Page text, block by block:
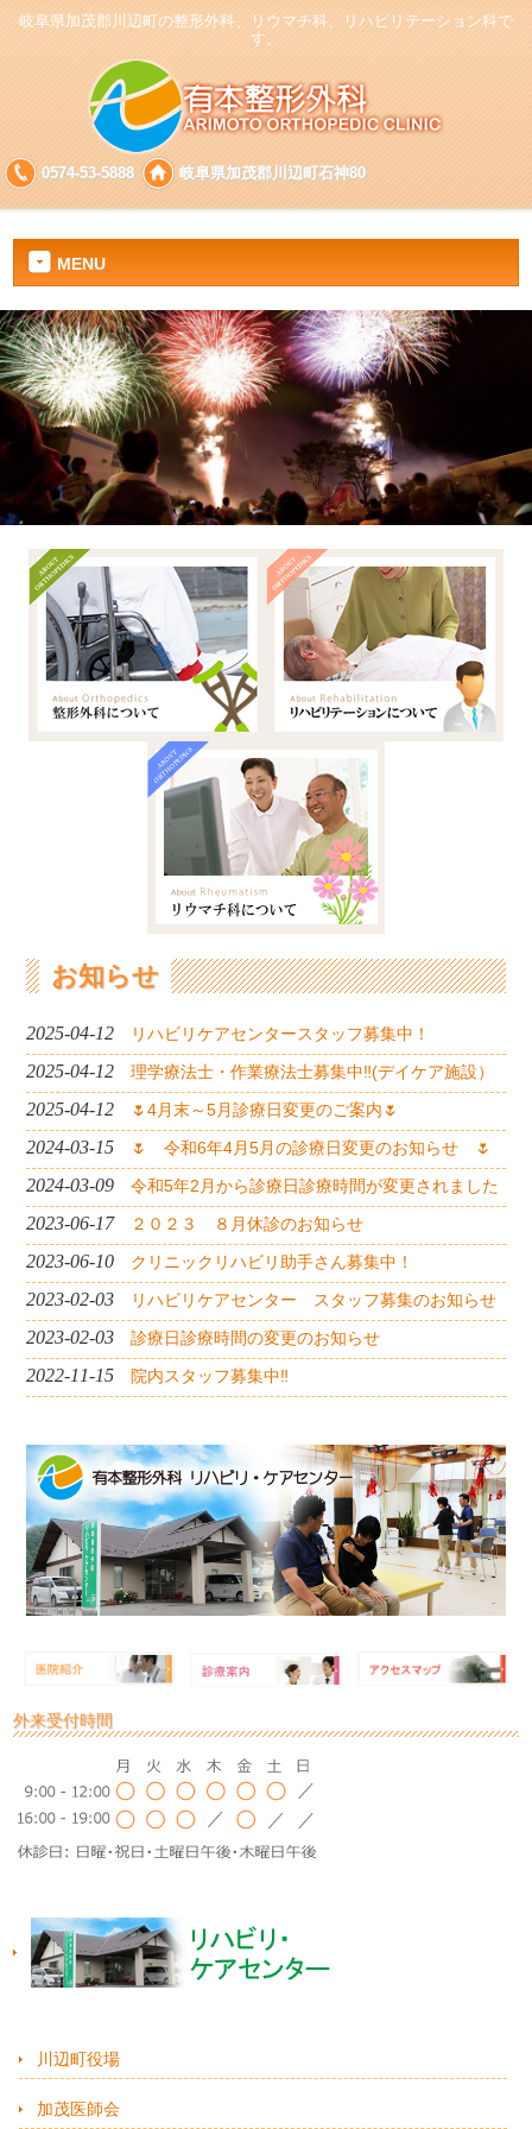
岐阜県加茂郡川辺町の整形外科、リウマチ科、リハビリテーション科で
す。
0574-53-5888 岐阜県加茂郡川辺町石神80
MENU
お知らせ
2025-04-12 リハビリケアセンタースタッフ募集中！
2025-04-12 理学療法士・作業療法士募集中‼(デイケア施設）
2025-04-12 🌷4月末～5月診療日変更のご案内🌷
2024-03-15 🌷 令和6年4月5月の診療日変更のお知らせ 🌷
2024-03-09 令和5年2月から診療日診療時間が変更されました
2023-06-17 ２０２３ ８月休診のお知らせ
2023-06-10 クリニックリハビリ助手さん募集中！
2023-02-03 リハビリケアセンター スタッフ募集のお知らせ
2023-02-03 診療日診療時間の変更のお知らせ
2022-11-15 院内スタッフ募集中‼
外来受付時間
川辺町役場
加茂医師会